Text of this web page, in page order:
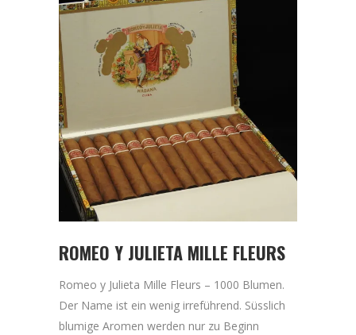
ROMEO Y JULIETA MILLE FLEURS
Romeo y Julieta Mille Fleurs – 1000 Blumen.
Der Name ist ein wenig irreführend. Süsslich
blumige Aromen werden nur zu Beginn